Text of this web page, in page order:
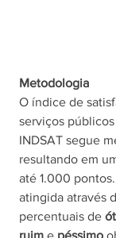
Metodologia
O índice de
serviços
INDSAT segue
resultando em
até 1.000
atingida através
percentuais de
ruim e péssimo